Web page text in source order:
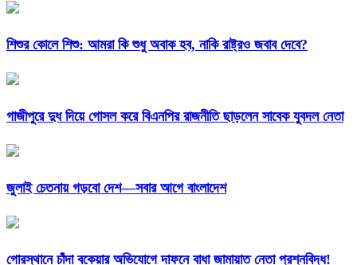
শিশুর কোলে শিশু: আমরা কি শুধু অবাক হব, নাকি রাষ্ট্রও জবাব দেবে?
গাজীপুরে দুধ দিয়ে গোসল করে বিএনপির রাজনীতি ছাড়লেন সাবেক যুবদল নেতা
জুলাই চেতনায় গড়বো দেশ—সবার আগে বাংলাদেশ
গোরস্থানে চাঁদা বকেয়ার অভিযোগে দাফনে বাধা জামায়াত নেতা প্রশ্নবিদ্ধ!